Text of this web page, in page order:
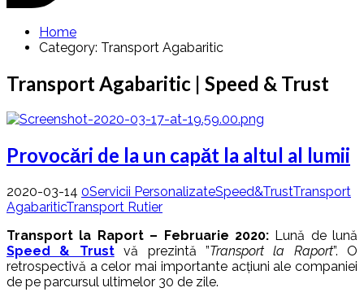
Home
Category: Transport Agabaritic
Transport Agabaritic | Speed & Trust
Provocări de la un capăt la altul al lumii
2020-03-14 0Servicii PersonalizateSpeed&TrustTransport
AgabariticTransport Rutier
Transport la Raport – Februarie 2020:Lună de lună
Speed & Trustvă prezintă ”Transport la Raport”. O
retrospectivă a celor mai importante acțiuni ale companiei
de pe parcursul ultimelor 30 de zile.